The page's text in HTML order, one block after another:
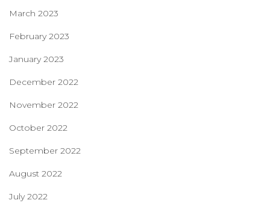
March 2023
February 2023
January 2023
December 2022
November 2022
October 2022
September 2022
August 2022
July 2022